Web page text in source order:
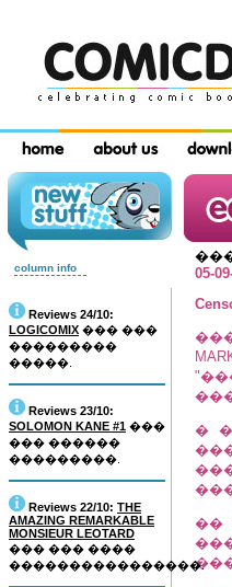
column info
Reviews 24/10:
LOGICOMIX ��� ���
���������
�����.
Reviews 23/10:
SOLOMON KANE #1 ���
��� ������
���������.
Reviews 22/10: THE
AMAZING REMARKABLE
MONSIEUR LEOTARD
��� ��� ����
����������������.
05-
�
��